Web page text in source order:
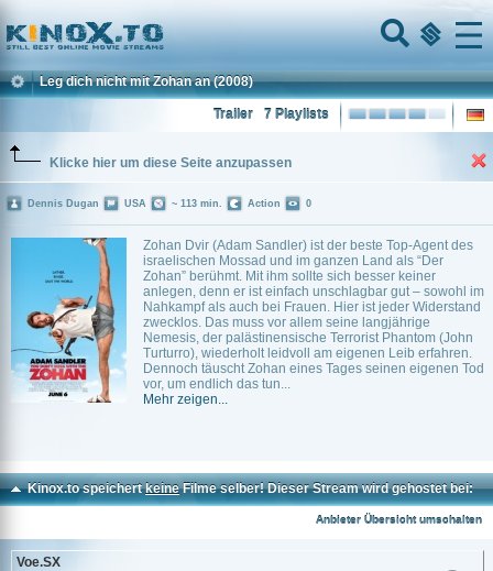
Home
Menu
Leg dich nicht mit Zohan an (2008)
7 Playlists
Trailer
Klicke hier um diese Seite anzupassen
Zohan Dvir (Adam Sandler) ist der beste Top-Agent des
israelischen Mossad und im ganzen Land als “Der
Zohan” berühmt. Mit ihm sollte sich besser keiner
anlegen, denn er ist einfach unschlagbar gut – sowohl im
Nahkampf als auch bei Frauen. Hier ist jeder Widerstand
zwecklos. Das muss vor allem seine langjährige
Nemesis, der palästinensische Terrorist Phantom (John
Turturro), wiederholt leidvoll am eigenen Leib erfahren.
Dennoch täuscht Zohan eines Tages seinen eigenen Tod
vor, um endlich das tun...
Mehr zeigen...
Dennis Dugan USA ~ 113 min. Action 0
Kinox.to speichertkeineFilme selber! Dieser Stream wird gehostet bei:
Anbieter Übersicht umschalten
Voe.SX